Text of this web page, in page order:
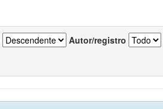
Autor/registro